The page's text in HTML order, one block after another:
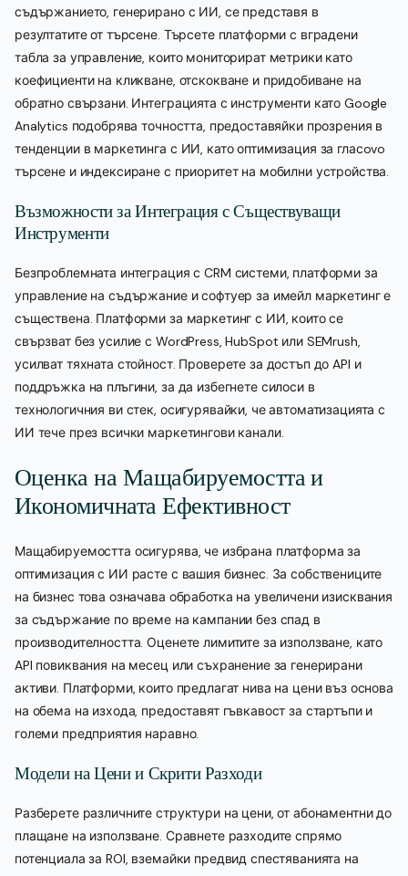
съдържанието, генерирано с ИИ, се представя в
резултатите от търсене. Търсете платформи с вградени
табла за управление, които мониторират метрики като
коефициенти на кликване, отскокване и придобиване на
обратно свързани. Интеграцията с инструменти като Google
Analytics подобрява точността, предоставяйки прозрения в
тенденции в маркетинга с ИИ, като оптимизация за гласovo
търсене и индексиране с приоритет на мобилни устройства.
Възможности за Интеграция с Съществуващи
Инструменти
Безпроблемната интеграция с CRM системи, платформи за
управление на съдържание и софтуер за имейл маркетинг е
съществена. Платформи за маркетинг с ИИ, които се
свързват без усилие с WordPress, HubSpot или SEMrush,
усилват тяхната стойност. Проверете за достъп до API и
поддръжка на плъгини, за да избегнете силоси в
технологичния ви стек, осигурявайки, че автоматизацията с
ИИ тече през всички маркетингови канали.
Оценка на Мащабируемостта и
Икономичната Ефективност
Мащабируемостта осигурява, че избрана платформа за
оптимизация с ИИ расте с вашия бизнес. За собствениците
на бизнес това означава обработка на увеличени изисквания
за съдържание по време на кампании без спад в
производителността. Оценете лимитите за използване, като
API повиквания на месец или съхранение за генерирани
активи. Платформи, които предлагат нива на цени въз основа
на обема на изхода, предоставят гъвкавост за стартъпи и
големи предприятия наравно.
Модели на Цени и Скрити Разходи
Разберете различните структури на цени, от абонаментни до
плащане на използване. Сравнете разходите спрямо
потенциала за ROI, вземайки предвид спестяванията на